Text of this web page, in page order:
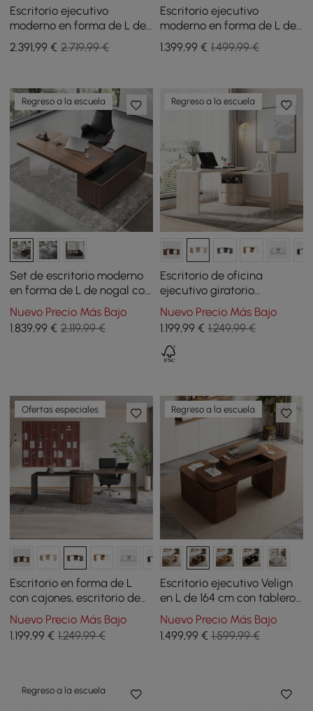
Escritorio ejecutivo
moderno en forma de L de
nogal de 70,9" con silla de
oficina reclinable de cuero
2.391,99 € 2.719,99 €
Escritorio ejecutivo
moderno en forma de L de
nogal de 1815 mm con
escritorio elevador para
1.399,99€ 1.499,99 €
Regreso a la escuela
Set de escritorio moderno
en forma de L de nogal con
forma de L y silla de
escritorio reclinable de
cuero (71.5 pulgadas)
Nuevo Precio Más Bajo
1.839,99 € 2.119,99 €
Regreso a la escuela
Escritorio de oficina
ejecutivo giratorio
moderno en forma de L con
cajones (1520 mm)
Nuevo Precio Más Bajo
1.199,99€ 1.249,99 €
Ofertas especiales
Escritorio en forma de L
con cajones, escritorio de
oficina ejecutivo giratorio
moderno de 59.8 pulgadas
Nuevo Precio Más Bajo
1.199,99 € 1.249,99 €
Regreso a la escuela
Escritorio ejecutivo Velign
en L de 164 cm con tablero
elevable, cajones y armario
lateral derecho nogal
Nuevo Precio Más Bajo
1.499,99€ 1.599,99 €
Regreso a la escuela